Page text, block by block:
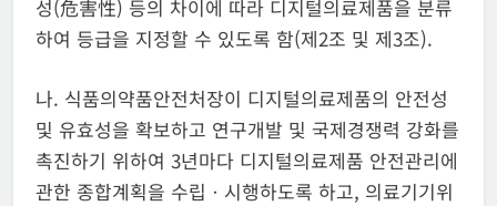
성(危害性) 등의 차이에 따라 디지털의료제품을 분류
하여 등급을 지정할 수 있도록 함(제2조 및 제3조).
나. 식품의약품안전처장이 디지털의료제품의 안전성
및 유효성을 확보하고 연구개발 및 국제경쟁력 강화를
촉진하기 위하여 3년마다 디지털의료제품 안전관리에
관한 종합계획을 수립ㆍ시행하도록 하고, 의료기기위